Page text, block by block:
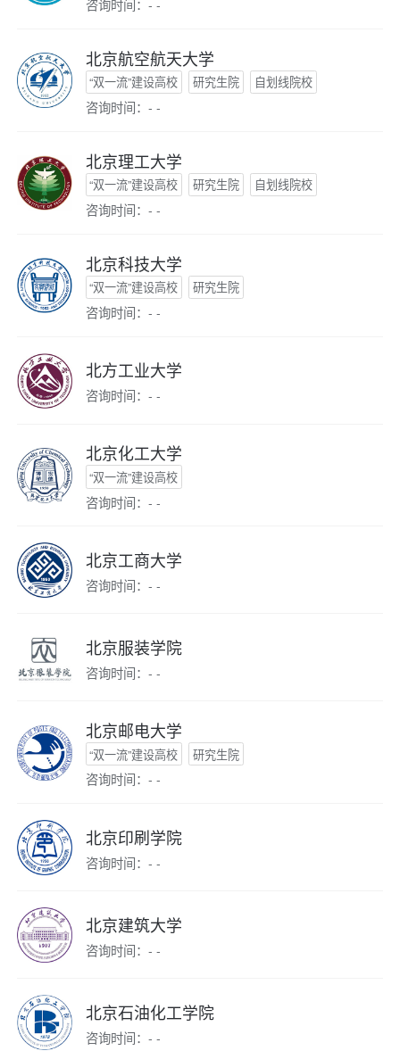
咨询时间：- -
北京航空航天大学
“双一流”建设高校 研究生院 自划线院校
咨询时间：- -
北京理工大学
“双一流”建设高校 研究生院 自划线院校
咨询时间：- -
北京科技大学
“双一流”建设高校 研究生院
咨询时间：- -
北方工业大学
咨询时间：- -
北京化工大学
“双一流”建设高校
咨询时间：- -
北京工商大学
咨询时间：- -
北京服装学院
咨询时间：- -
北京邮电大学
“双一流”建设高校 研究生院
咨询时间：- -
北京印刷学院
咨询时间：- -
北京建筑大学
咨询时间：- -
北京石油化工学院
咨询时间：- -